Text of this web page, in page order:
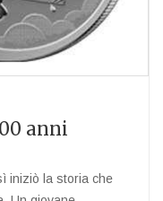
anni
iniziò la storia che